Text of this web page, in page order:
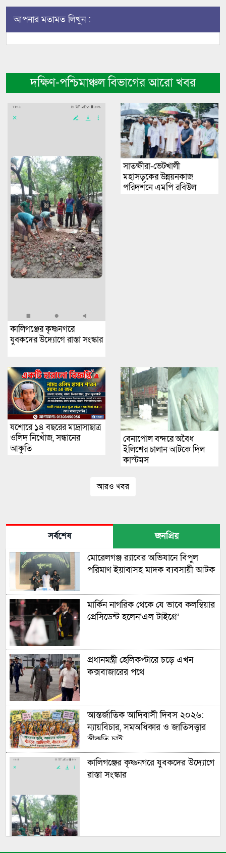
আপনার মতামত লিখুন :
দক্ষিণ-পশ্চিমাঞ্চল বিভাগের আরো খবর
কালিগঞ্জের কৃষ্ণনগরে
যুবকদের উদ্যোগে রাস্তা সংস্কার
সাতক্ষীরা-ভেটখালী
মহাসড়কের উন্নয়নকাজ
পরিদর্শনে এমপি রবিউল
যশোরে ১৪ বছরের মাদ্রাসাছাত্র
ওলিদ নিখোঁজ, সন্ধানের
আকুতি
বেনাপোল বন্দরে অবৈধ
ইলিশের চালান আটকে দিল
কাস্টমস
আরও খবর
সর্বশেষ জনপ্রিয়
মোরেলগঞ্জ র‍্যাবের অভিযানে বিপুল
পরিমাণ ইয়াবাসহ মাদক ব্যবসায়ী আটক
মার্কিন নাগরিক থেকে যে ভাবে কলম্বিয়ার
প্রেসিডেন্ট হলেন‘এল টাইগ্রে’
প্রধানমন্ত্রী হেলিকপ্টারে চড়ে এখন
কক্সবাজারের পথে
আন্তর্জাতিক আদিবাসী দিবস ২০২৬:
ন্যায়বিচার, সমঅধিকার ও জাতিসত্ত্বার
স্বীকৃতি চাই
কালিগঞ্জের কৃষ্ণনগরে যুবকদের উদ্যোগে
রাস্তা সংস্কার